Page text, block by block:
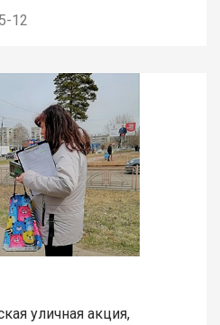
12
уличная акция,